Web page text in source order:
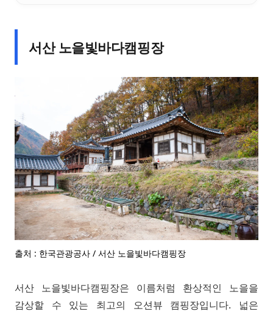
서산 노을빛바다캠핑장
출처 : 한국관광공사 / 서산 노을빛바다캠핑장
서산 노을빛바다캠핑장은 이름처럼 환상적인 노을을
감상할 수 있는 최고의 오션뷰 캠핑장입니다. 넓은